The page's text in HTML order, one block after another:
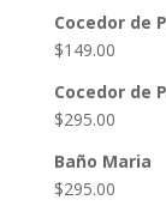
Cocedor de
$149.00
Cocedor de
$295.00
Baño Maria
$295.00